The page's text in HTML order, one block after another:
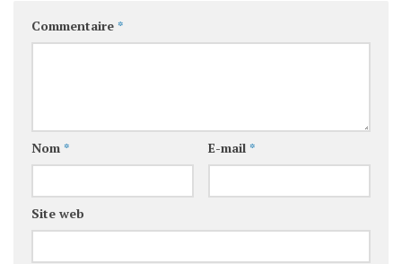
Commentaire *
Nom * E-mail *
Site web